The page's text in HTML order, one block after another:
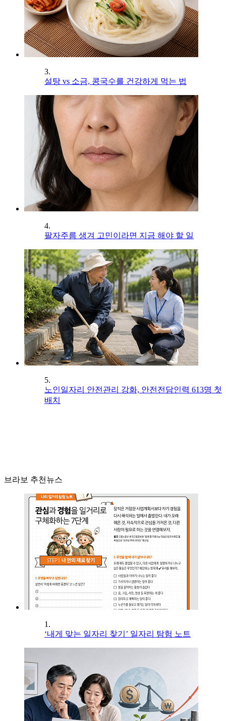
3.
설탕 vs 소금, 콩국수를 건강하게 먹는 법
4.
팔자주름 생겨 고민이라면 지금 해야 할 일
5.
노인일자리 안전관리 강화, 안전전담인력 613명 첫
배치
브라보 추천뉴스
1.
‘내게 맞는 일자리 찾기’ 일자리 탐험 노트